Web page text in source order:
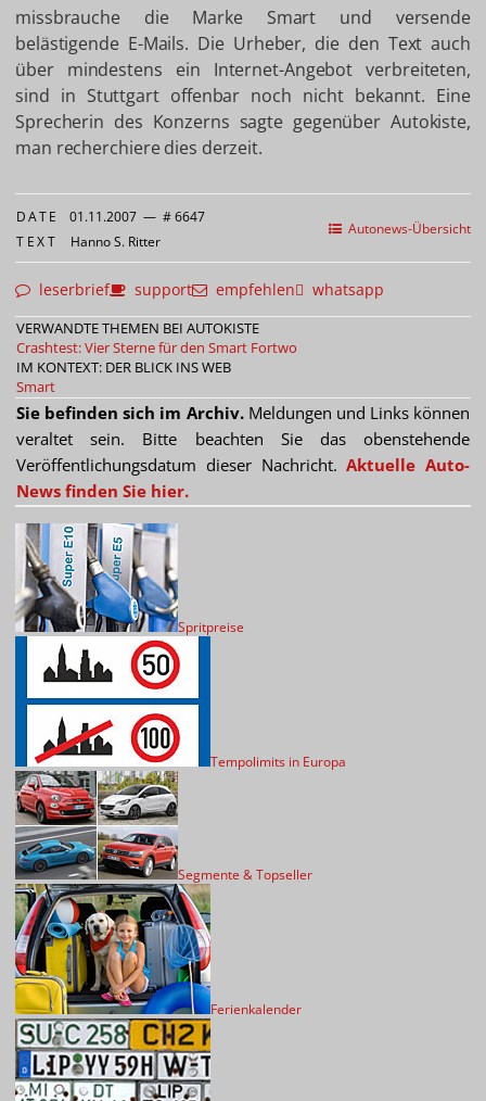
missbrauche die Marke Smart und versende
belästigende E-Mails. Die Urheber, die den Text auch
über mindestens ein Internet-Angebot verbreiteten,
sind in Stuttgart offenbar noch nicht bekannt. Eine
Sprecherin des Konzerns sagte gegenüber Autokiste,
man recherchiere dies derzeit.
Autonews-Übersicht
DATE 01.11.2007 — # 6647
TEXT Hanno S. Ritter
leserbrief support empfehlen whatsapp
VERWANDTE THEMEN BEI AUTOKISTE
Crashtest: Vier Sterne für den Smart Fortwo
IM KONTEXT: DER BLICK INS WEB
Smart
Sie befinden sich im Archiv.Meldungen und Links können
veraltet sein. Bitte beachten Sie das obenstehende
Veröffentlichungsdatum dieser Nachricht.Aktuelle Auto-
News finden Sie hier.
Spritpreise
Tempolimits in Europa
Segmente & Topseller
Ferienkalender